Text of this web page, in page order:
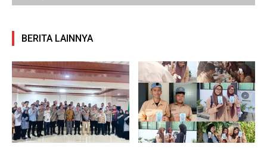
BERITA LAINNYA